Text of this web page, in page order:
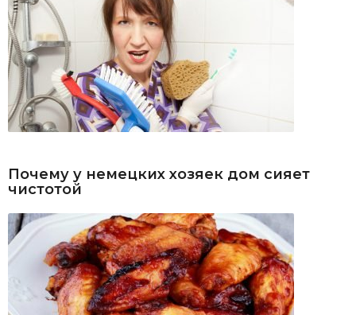
Почему у немецких хозяек дом сияет
чистотой